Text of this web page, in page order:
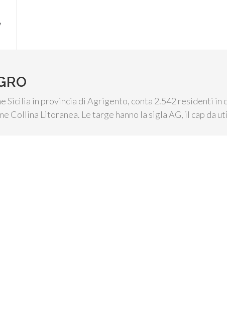
Sicilia in provincia di Agrigento, conta 2.542 residenti in
Collina Litoranea. Le targe hanno la sigla AG, il cap da